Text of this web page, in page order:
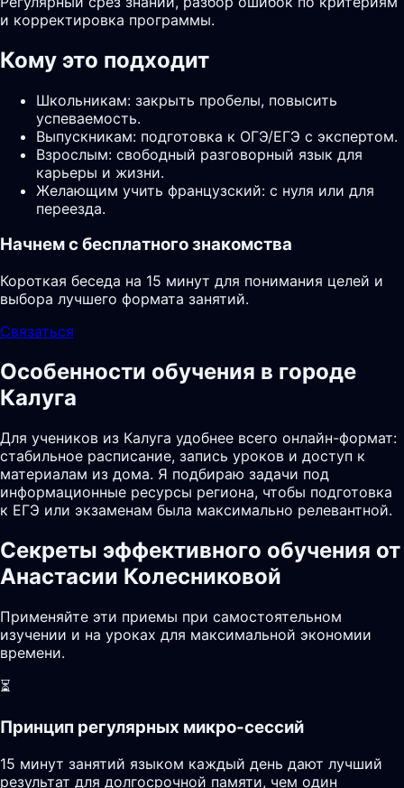
и корректировка программы.
Кому это подходит
Школьникам: закрыть пробелы, повысить
успеваемость.
Выпускникам: подготовка к ОГЭ/ЕГЭ с экспертом.
Взрослым: свободный разговорный язык для
карьеры и жизни.
Желающим учить французский: с нуля или для
переезда.
Начнем с бесплатного знакомства
Короткая беседа на 15 минут для понимания целей и
выбора лучшего формата занятий.
Связаться
Особенности обучения в городе
Калуга
Для учеников из Калуга удобнее всего онлайн-формат:
стабильное расписание, запись уроков и доступ к
материалам из дома. Я подбираю задачи под
информационные ресурсы региона, чтобы подготовка
к ЕГЭ или экзаменам была максимально релевантной.
Секреты эффективного обучения от
Анастасии Колесниковой
Применяйте эти приемы при самостоятельном
изучении и на уроках для максимальной экономии
времени.
⏳
Принцип регулярных микро-сессий
15 минут занятий языком каждый день дают лучший
результат для долгосрочной памяти, чем один